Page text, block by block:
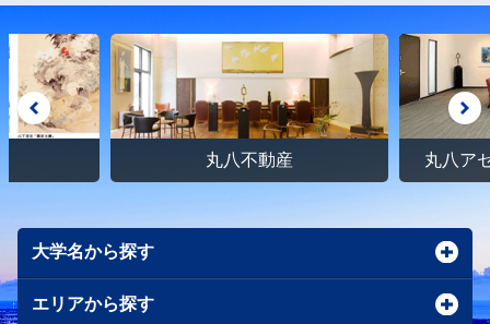
丸八不動産 丸八ア
大学名から探す
エリアから探す